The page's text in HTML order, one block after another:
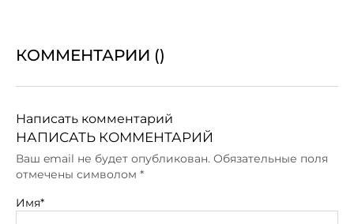
КОММЕНТАРИИ ()
Написать комментарий
НАПИСАТЬ КОММЕНТАРИЙ
Ваш email не будет опубликован. Обязательные поля
отмечены символом *
Имя*